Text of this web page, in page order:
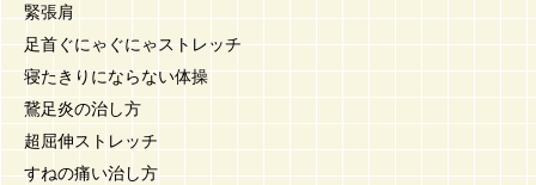
緊張肩
足首ぐにゃぐにゃストレッチ
寝たきりにならない体操
鵞足炎の治し方
超屈伸ストレッチ
すねの痛い治し方